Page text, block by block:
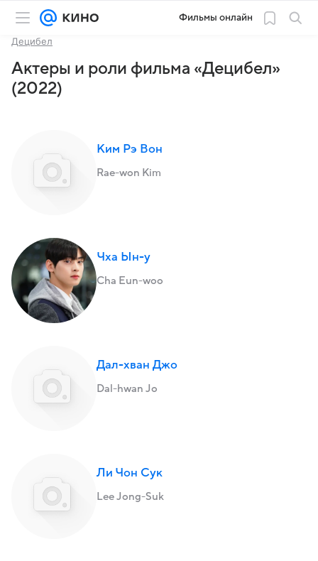
Фильмы онлайн
Децибел
Актеры и роли фильма «Децибел»
(2022)
Ким Рэ Вон
Rae-won Kim
Чха Ын-у
Cha Eun-woo
Дал-хван Джо
Dal-hwan Jo
Ли Чон Сук
Lee Jong-Suk